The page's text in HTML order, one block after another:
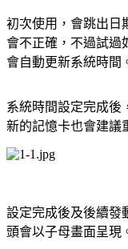
初次使用，會跳出日
會不正確，不過試過
會自動更新系統時間
系統時間設定完成後
新的記憶卡也會建議
設定完成後及後續發
頭會以子母畫面呈現